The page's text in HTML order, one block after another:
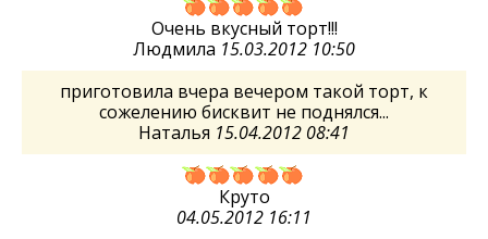
Очень вкусный торт!!!
Людмила 15.03.2012 10:50
приготовила вчера вечером такой торт, к
сожелению бисквит не поднялся...
Наталья 15.04.2012 08:41
Круто
04.05.2012 16:11